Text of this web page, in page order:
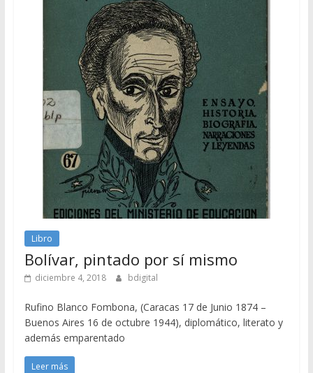
Libro
Bolívar, pintado por sí mismo
diciembre 4, 2018 bdigital
Rufino Blanco Fombona, (Caracas 17 de Junio 1874 –
Buenos Aires 16 de octubre 1944), diplomático, literato y
además emparentado
Leer más